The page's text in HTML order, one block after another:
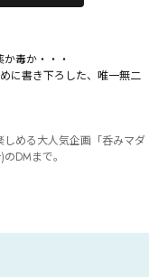
毒か・・・
に書き下ろした、唯一無二
める大人気企画「呑みマダ
DMまで。